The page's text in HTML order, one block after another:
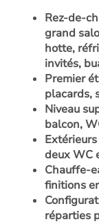
Rez-de-
grand
hotte,
invités,
Premier
placards,
Niveau
balcon,
deux WC
Chauffe-
finitions
réparties